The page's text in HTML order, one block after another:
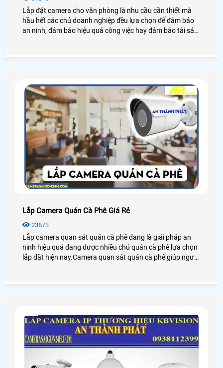
Lắp đặt camera cho văn phòng là nhu cầu cần thiết mà
hầu hết các chủ doanh nghiệp đều lựa chọn để đảm bảo
an ninh, đảm bảo hiệu quả công việc hay đảm bảo tài sản
Lắp Camera Quán Cà Phê Giá Rẻ
23873
Lắp camera quan sát quán cà phê đang là giải pháp an
ninh hiệu quả đang được nhiều chủ quán cà phê lựa chọn
lắp đặt hiện nay.Camera quan sát quán cà phê giúp người